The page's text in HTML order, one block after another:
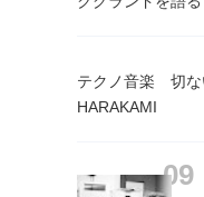
テクノ音楽 切
HARAKAMI